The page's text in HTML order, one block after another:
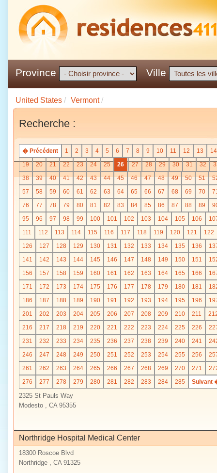
Province Ville
United States / Vermont/
Recherche :
� Précédent 1 2 3 4 5 6 7 8 9 10 11 12 13
14
19
20 21 22 23 24 25 26 27 28 29 30 31 32
38
39 40 41 42 43 44 45 46 47 48 49 50 51
57
58 59 60 61 62 63 64 65 66 67 68 69 70
76
77 78 79 80 81 82 83 84 85 86 87 88 89
95
96 97 98 99 100 101 102 103 104 105 106
111
112 113 114 115 116 117 118 119 120 121
122
126
127 128 129 130 131 132 133 134 135 136
141
142 143 144 145 146 147 148 149 150 151
156
157 158 159 160 161 162 163 164 165 166
171
172 173 174 175 176 177 178 179 180 181
186
187 188 189 190 191 192 193 194 195 196
201
202 203 204 205 206 207 208 209 210 211
216
217 218 219 220 221 222 223 224 225 226
231
232 233 234 235 236 237 238 239 240 241
246
247 248 249 250 251 252 253 254 255 256
261
262 263 264 265 266 267 268 269 270 271
276
277 278 279 280 281 282 283 284 285 Suivant
2325 St Pauls Way
Modesto , CA 95355
Northridge Hospital Medical Center
18300 Roscoe Blvd
Northridge , CA 91325